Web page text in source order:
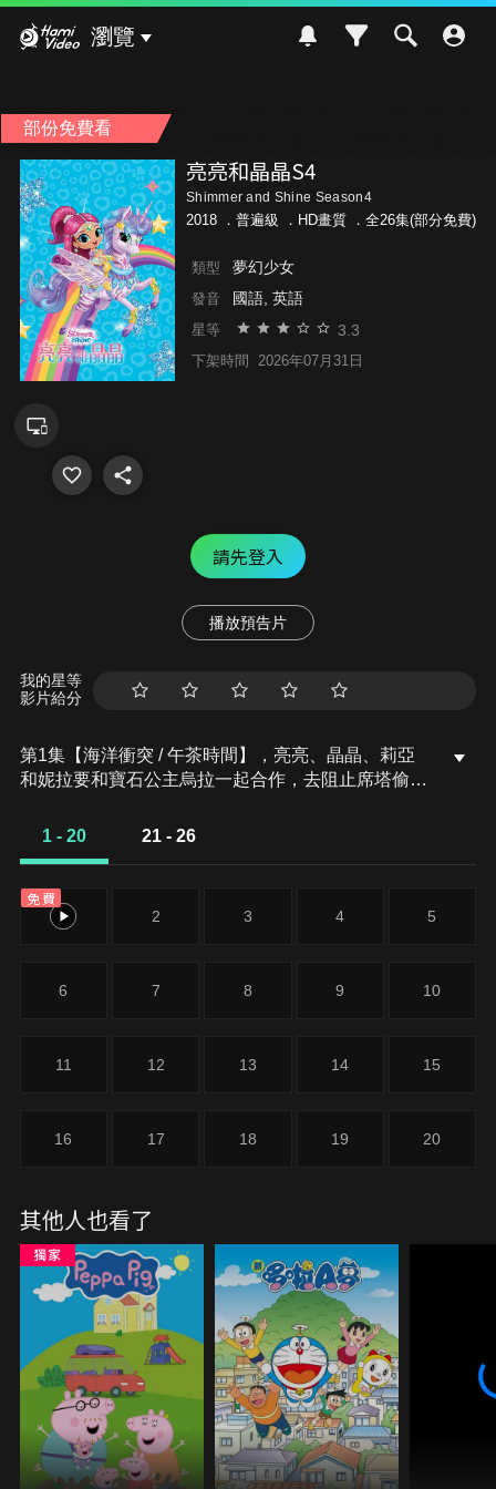
瀏覽
部份免費看
亮亮和晶晶S4
Shimmer and Shine Season4
2018 ． 普遍級 ．HD畫質 ．全26集(部分免費)
類型 夢幻少女
發音 國語, 英語
星等 3.3
下架時間 2026年07月31日
請先登入
播放預告片
我的星等
影片給分
第1集【海洋衝突 / 午茶時間】，亮亮、晶晶、莉亞
和妮拉要和寶石公主烏拉一起合作，去阻止席塔偷走
美麗的薩拉梅茶花，泡出精靈世界最好喝的一壺茶。
1 - 20 21 - 26
免費
1 2 3 4 5
6 7 8 9 10
11 12 13 14 15
16 17 18 19 20
其他人也看了